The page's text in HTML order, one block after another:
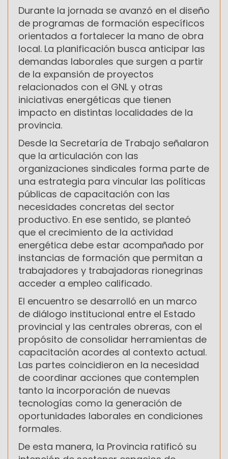
Durante la jornada se avanzó en el diseño
de programas de formación específicos
orientados a fortalecer la mano de obra
local. La planificación busca anticipar las
demandas laborales que surgen a partir
de la expansión de proyectos
relacionados con el GNL y otras
iniciativas energéticas que tienen
impacto en distintas localidades de la
provincia.
Desde la Secretaría de Trabajo señalaron
que la articulación con las
organizaciones sindicales forma parte de
una estrategia para vincular las políticas
públicas de capacitación con las
necesidades concretas del sector
productivo. En ese sentido, se planteó
que el crecimiento de la actividad
energética debe estar acompañado por
instancias de formación que permitan a
trabajadores y trabajadoras rionegrinas
acceder a empleo calificado.
El encuentro se desarrolló en un marco
de diálogo institucional entre el Estado
provincial y las centrales obreras, con el
propósito de consolidar herramientas de
capacitación acordes al contexto actual.
Las partes coincidieron en la necesidad
de coordinar acciones que contemplen
tanto la incorporación de nuevas
tecnologías como la generación de
oportunidades laborales en condiciones
formales.
De esta manera, la Provincia ratificó su